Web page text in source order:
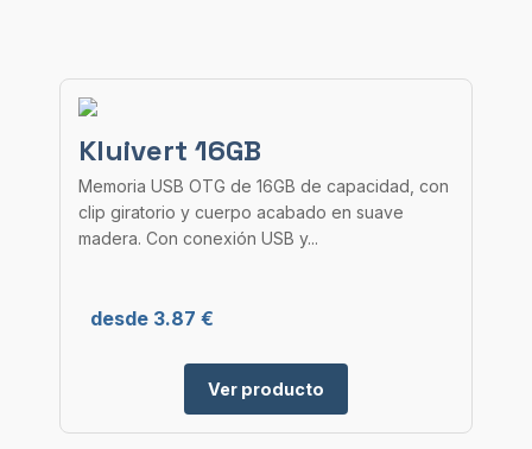
Kluivert 16GB
Memoria USB OTG de 16GB de capacidad, con
clip giratorio y cuerpo acabado en suave
madera. Con conexión USB y...
desde 3.87 €
Ver producto